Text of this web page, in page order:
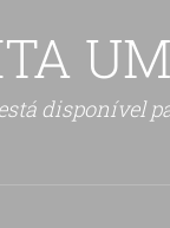
disponível